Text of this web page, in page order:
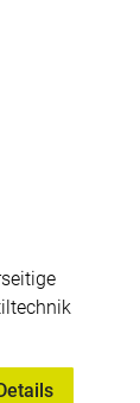
zu